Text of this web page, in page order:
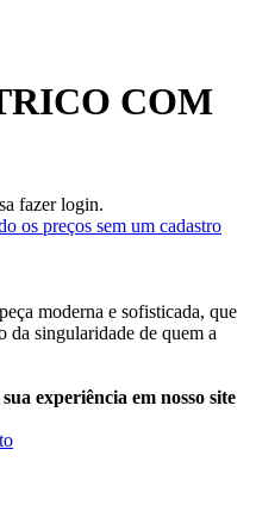
COM
fazer login.
os preços sem um cadastro
moderna e sofisticada, que
da singularidade de quem a
experiência em nosso site